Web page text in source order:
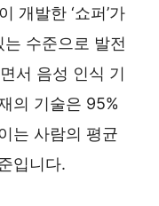
개발한 ‘쇼퍼’가
수준으로 발전
서 음성 인식 기
의 기술은 95%
는 사람의 평균
입니다.